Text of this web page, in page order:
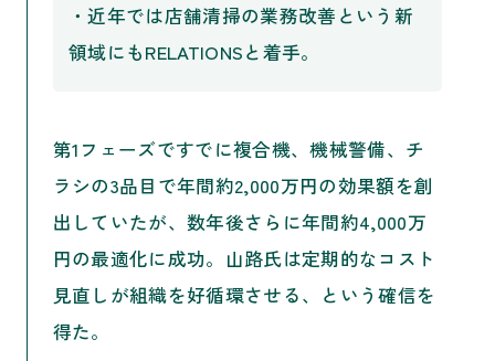
・近年では店舗清掃の業務改善という新
領域にもRELATIONSと着手。
第1フェーズですでに複合機、機械警備、チ
ラシの3品目で年間約2,000万円の効果額を創
出していたが、数年後さらに年間約4,000万
円の最適化に成功。山路氏は定期的なコスト
見直しが組織を好循環させる、という確信を
得た。